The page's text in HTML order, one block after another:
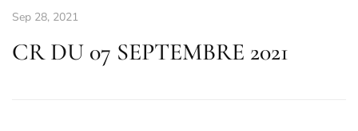
Sep 28, 2021
CR DU 07 SEPTEMBRE 2021